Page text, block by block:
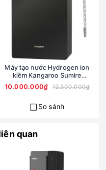
trẻ em an
Máy tạo nước Hydrogen ion
kiềm Kangaroo Sumire
KGRF04E
10.000.000₫ 12.500.000₫
So sánh
quan